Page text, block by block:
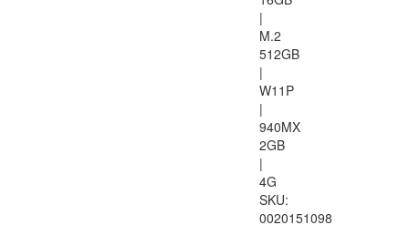
|
M.2
512GB
|
W11P
|
940MX
2GB
|
4G
SKU:
0020151098